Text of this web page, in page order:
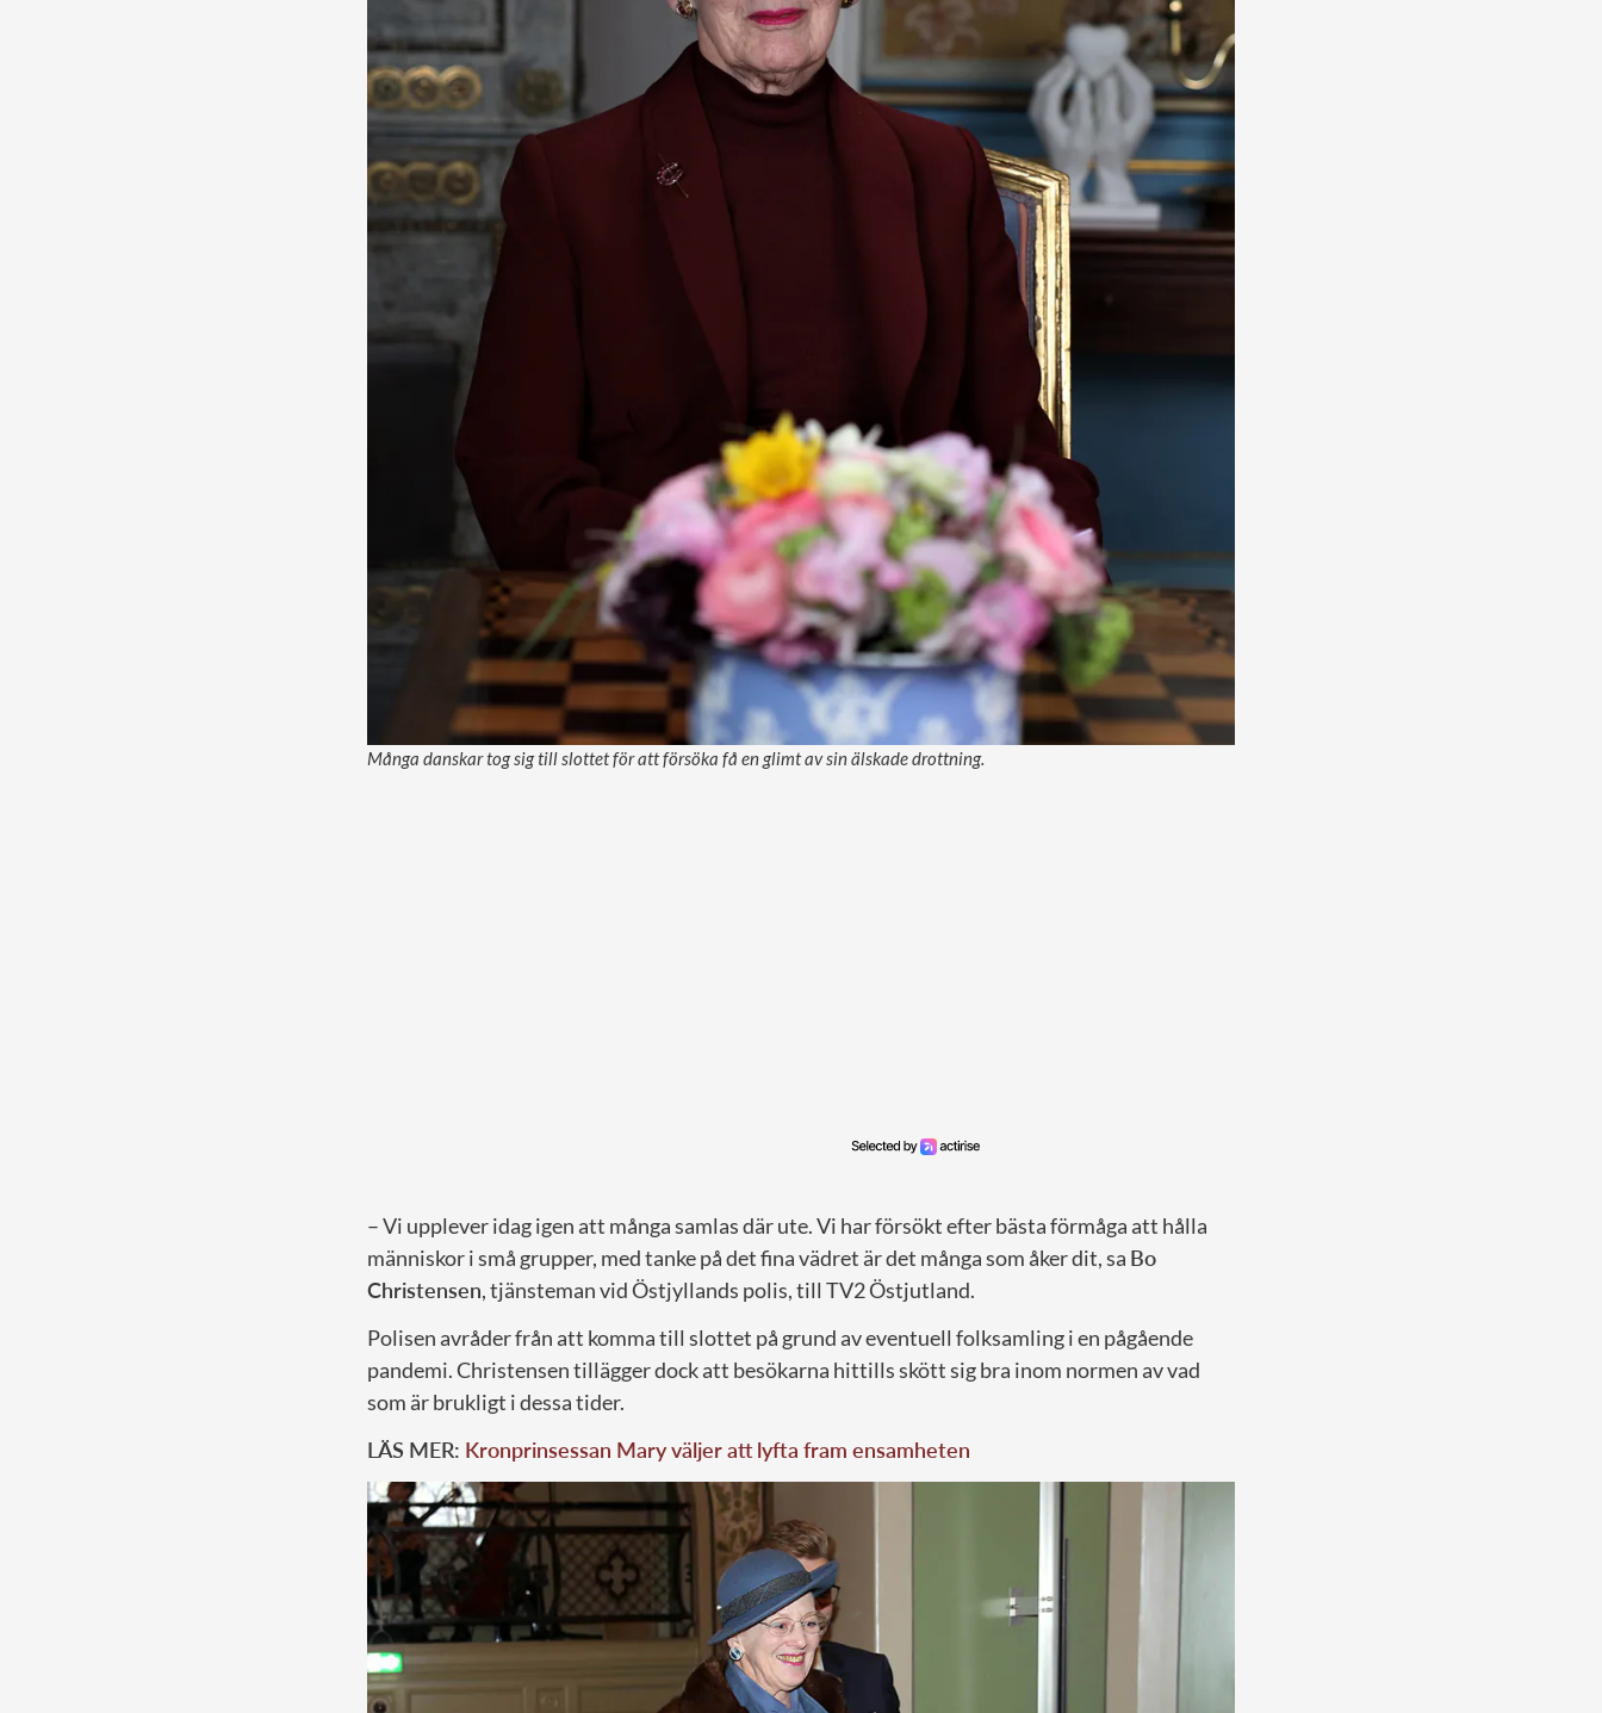
Många danskar tog sig till slottet för att försöka få en glimt av sin älskade drottning.
– Vi upplever idag igen att många samlas där ute. Vi har försökt efter bästa förmåga att hålla
människor i små grupper, med tanke på det fina vädret är det många som åker dit, sa Bo
Christensen, tjänsteman vid Östjyllands polis, till TV2 Östjutland.
Polisen avråder från att komma till slottet på grund av eventuell folksamling i en pågående
pandemi. Christensen tillägger dock att besökarna hittills skött sig bra inom normen av vad
som är brukligt i dessa tider.
LÄS MER: Kronprinsessan Mary väljer att lyfta fram ensamheten